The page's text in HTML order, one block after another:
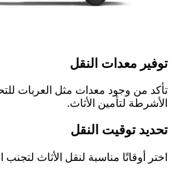
توفير معدات النقل
تأكد من وجود معدات مثل العربات
الأشرطة لتأمين الأثاث.
تحديد توقيت النقل
اختر أوقاتًا مناسبة لنقل الأثاث